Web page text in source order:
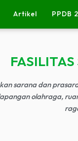
Artikel PPDB
sarana dan
olahraga,